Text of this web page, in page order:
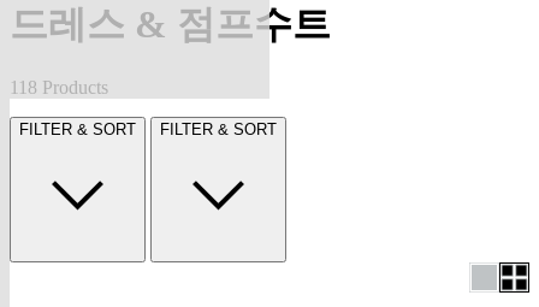
드레스 & 점프수트
118 Products
FILTER & SORT FILTER & SORT